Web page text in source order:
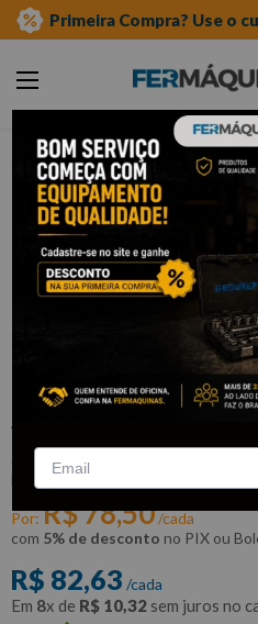
Primeira Compra? Use o
ferramentas
linha volkswagen
suspensão
Chave de 17 mm
Amortecedor -
R114001
RAVEN
Por: R$78,50/cada
com 5% de desconto no PIX ou
R$ 82,63 /cada
Em 8x de R$ 10,32 sem juros no